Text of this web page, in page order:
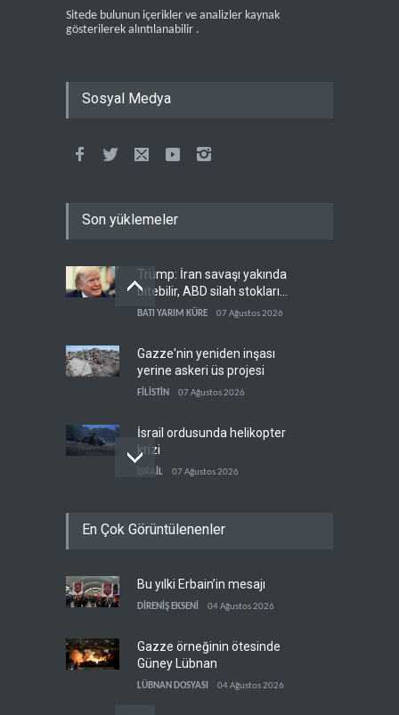
Sitede bulunun içerikler ve analizler kaynak
gösterilerek alıntılanabilir .
Sosyal Medya
Son yüklemeler
Trump: İran savaşı yakında
bitebilir, ABD silah stokları
zorlanıyor
BATI YARIM KÜRE 07 Ağustos 2026
Gazze'nin yeniden inşası
yerine askeri üs projesi
FİLİSTİN 07 Ağustos 2026
İsrail ordusunda helikopter
krizi
İSRAİL 07 Ağustos 2026
ateşkesten bu yana 300
İsrail'den Gazze'ye tank,
topçu ve İHA saldırıları
En Çok Görüntülenenler
Bu yılki Erbain’in mesajı
DİRENİŞ EKSENİ 04 Ağustos 2026
Gazze örneğinin ötesinde
Güney Lübnan
LÜBNAN DOSYASI 04 Ağustos 2026